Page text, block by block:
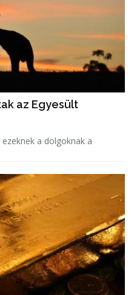
az Egyesült
a dolgoknak a